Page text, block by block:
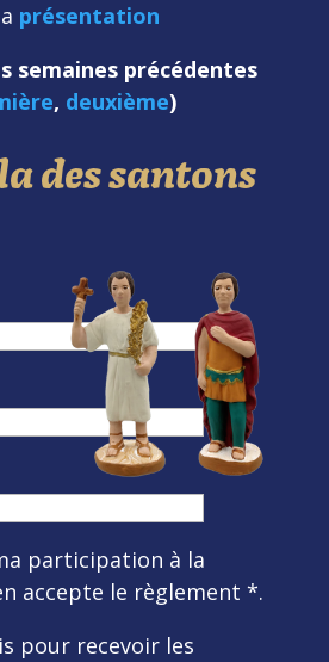
présentation
semaines précédentes
, deuxième)
des santons
participation à la
accepte le règlement *.
pour recevoir les